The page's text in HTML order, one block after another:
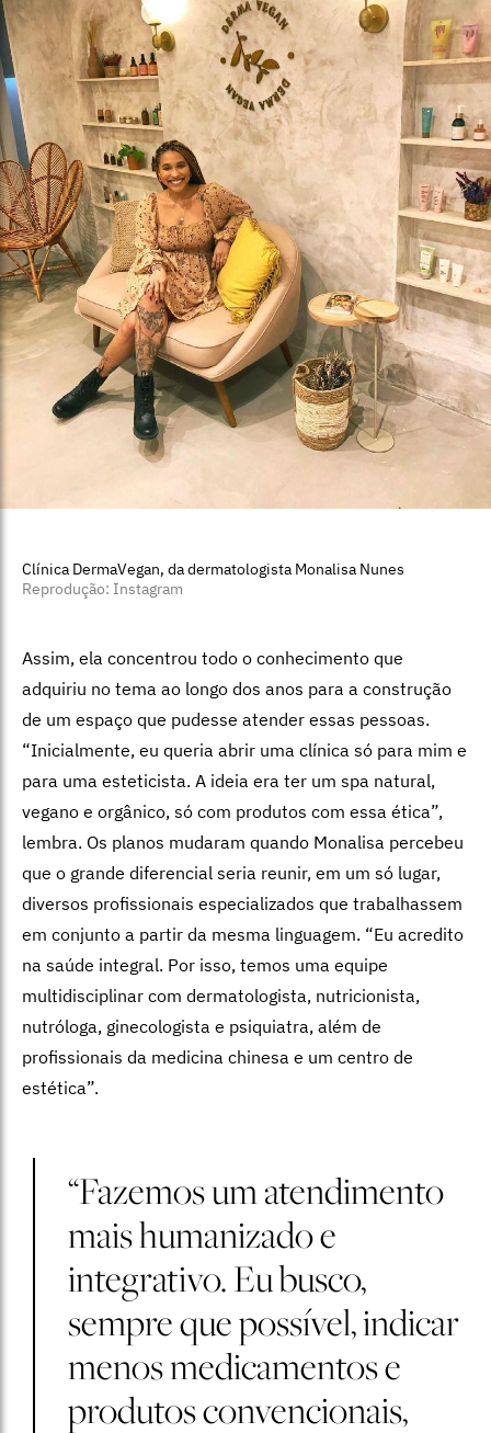
Clínica DermaVegan, da dermatologista Monalisa Nunes
Reprodução: Instagram
Assim, ela concentrou todo o conhecimento que
adquiriu no tema ao longo dos anos para a construção
de um espaço que pudesse atender essas pessoas.
“Inicialmente, eu queria abrir uma clínica só para mim e
para uma esteticista. A ideia era ter um spa natural,
vegano e orgânico, só com produtos com essa ética”,
lembra. Os planos mudaram quando Monalisa percebeu
que o grande diferencial seria reunir, em um só lugar,
diversos profissionais especializados que trabalhassem
em conjunto a partir da mesma linguagem. “Eu acredito
na saúde integral. Por isso, temos uma equipe
multidisciplinar com dermatologista, nutricionista,
nutróloga, ginecologista e psiquiatra, além de
profissionais da medicina chinesa e um centro de
estética”.
“Fazemos um atendimento
mais humanizado e
integrativo. Eu busco,
sempre que possível, indicar
menos medicamentos e
produtos convencionais,